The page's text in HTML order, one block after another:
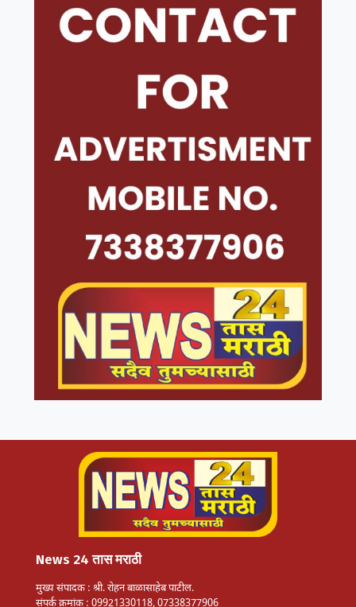
News 24 तास मराठी
मुख्य संपादक : श्री. रोहन बाळासाहेब पाटील.
संपर्क क्रमांक : 09921330118, 07338377906